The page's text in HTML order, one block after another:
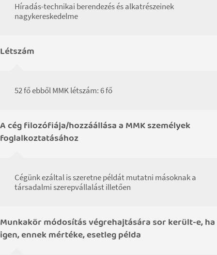
Híradás-technikai berendezés és alkatrészeinek
nagykereskedelme
Létszám
52 fő ebből MMK létszám: 6 fő
A cég filozófiája/hozzáállása a MMK személyek
foglalkoztatásához
Cégünk ezáltal is szeretne példát mutatni másoknak a
társadalmi szerepvállalást illetően
Munkakör módosítás végrehajtására sor került-e, ha
igen, ennek mértéke, esetleg példa